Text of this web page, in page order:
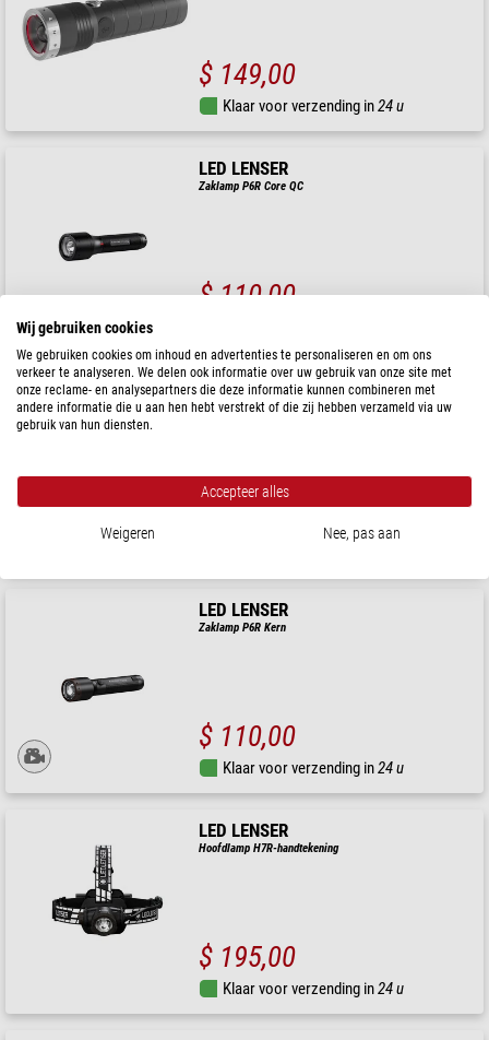
$ 149,00
Klaar voor verzending in24 u
LED LENSER
Zaklamp P6R Core QC
$ 110,00
LED LENSER
Werklamp iF4R muziek
$ 230,00
Klaar voor verzending in
LED LENSER
Zaklamp P6R Kern
$ 110,00
Klaar voor verzending in24 u
LED LENSER
Hoofdlamp H7R-handtekening
$ 195,00
Klaar voor verzending in24 u
Wij gebruiken cookies
We gebruiken cookies om inhoud en advertenties te personaliseren en om ons
verkeer te analyseren. We delen ook informatie over uw gebruik van onze site met
onze reclame- en analysepartners die deze informatie kunnen combineren met
andere informatie die u aan hen hebt verstrekt of die zij hebben verzameld via uw
gebruik van hun diensten.
Accepteer alles
Weigeren Nee, pas aan